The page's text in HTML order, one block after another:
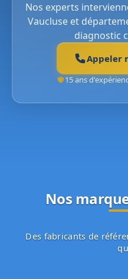
Nos experts
Vaucluse et
diagnostic
Appeler
15 ans
Nos
Des fabricants de